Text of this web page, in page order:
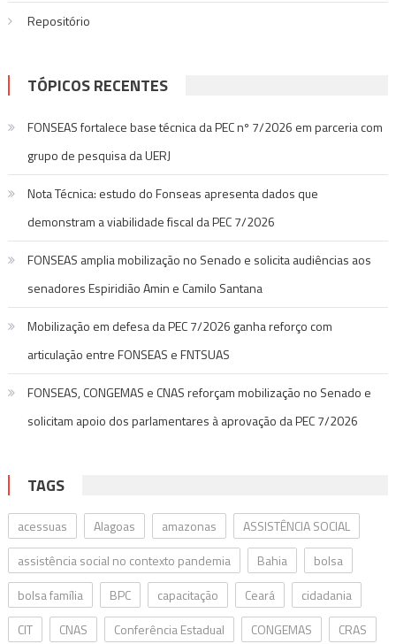
Repositório
TÓPICOS RECENTES
FONSEAS fortalece base técnica da PEC nº 7/2026 em parceria com
grupo de pesquisa da UERJ
Nota Técnica: estudo do Fonseas apresenta dados que
demonstram a viabilidade fiscal da PEC 7/2026
FONSEAS amplia mobilização no Senado e solicita audiências aos
senadores Espiridião Amin e Camilo Santana
Mobilização em defesa da PEC 7/2026 ganha reforço com
articulação entre FONSEAS e FNTSUAS
FONSEAS, CONGEMAS e CNAS reforçam mobilização no Senado e
solicitam apoio dos parlamentares à aprovação da PEC 7/2026
TAGS
acessuas Alagoas amazonas
ASSISTÊNCIA SOCIAL
assistência social no contexto pandemia
Bahia
bolsa
bolsa família
BPC capacitação Ceará
cidadania
CIT
CNAS Conferência Estadual CONGEMAS
CRAS